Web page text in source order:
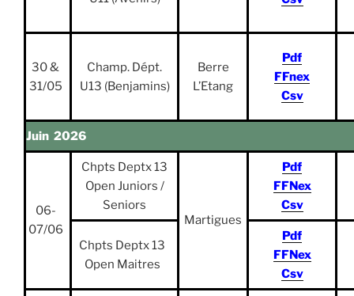
30 &
31/05
Champ. Dépt.
U13 (Benjamins)
Berre
L’Etang
Pdf
FFnex
Csv
Juin 2026
06-
07/06
Chpts Deptx 13
Open Juniors /
Seniors
Martigues
Pdf
FFNex
Csv
Chpts Deptx 13
Open Maitres
Pdf
FFNex
Csv